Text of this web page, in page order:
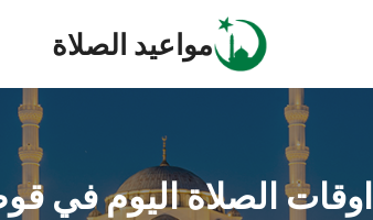
مواعيد الصلاة
اوقات الصلاة اليوم في